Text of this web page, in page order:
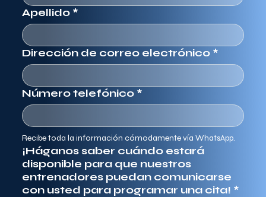
Apellido *
Dirección de correo electrónico *
Número telefónico *
Recibe toda la información cómodamente vía WhatsApp.
¡Háganos saber cuándo estará
disponible para que nuestros
entrenadores puedan comunicarse
con usted para programar una cita! *